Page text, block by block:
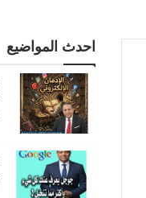
احدث المواضيع